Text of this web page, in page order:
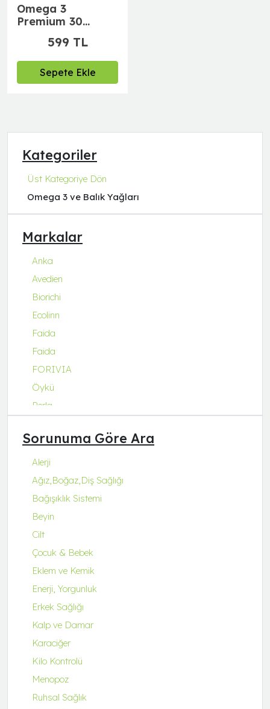
Kategoriler
Üst Kategoriye Dön
Omega 3 ve Balık Yağları
Markalar
Anka
Avedien
Biorichi
Ecolinn
Faida
Faida
FORIVIA
Öykü
Perla
Q-Collagen
Q-Fit
Q-MENA
Q-UZU
ROBİN&ODİN
Sorunuma Göre Ara
Alerji
Ağız,Boğaz,Diş Sağlığı
Bağışıklık Sistemi
Beyin
Cilt
Çocuk & Bebek
Eklem ve Kemik
Enerji, Yorgunluk
Erkek Sağlığı
Kalp ve Damar
Karaciğer
Kilo Kontrolü
Menopoz
Ruhsal Sağlık
Omega 3
Premium 30
(Balık Yağı 1000
mg, EPA 396 mg,
264 mg)
599 TL
Sepete Ekle